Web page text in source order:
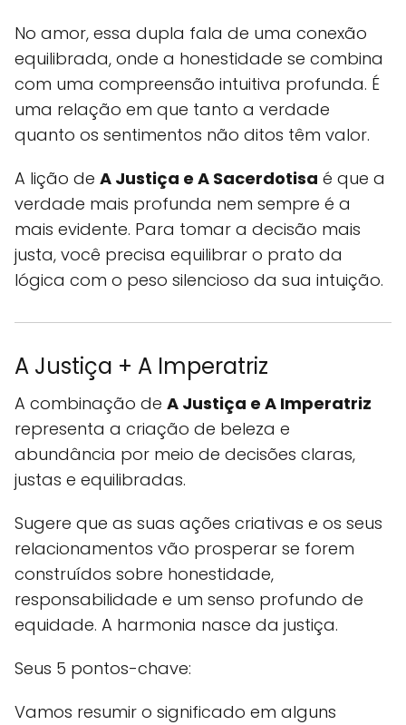
No amor, essa dupla fala de uma conexão
equilibrada, onde a honestidade se combina
com uma compreensão intuitiva profunda. É
uma relação em que tanto a verdade
quanto os sentimentos não ditos têm valor.
A lição de A Justiça e A Sacerdotisa é que a
verdade mais profunda nem sempre é a
mais evidente. Para tomar a decisão mais
justa, você precisa equilibrar o prato da
lógica com o peso silencioso da sua intuição.
A Justiça + A Imperatriz
A combinação de A Justiça e A Imperatriz
representa a criação de beleza e
abundância por meio de decisões claras,
justas e equilibradas.
Sugere que as suas ações criativas e os seus
relacionamentos vão prosperar se forem
construídos sobre honestidade,
responsabilidade e um senso profundo de
equidade. A harmonia nasce da justiça.
Seus 5 pontos-chave:
Vamos resumir o significado em alguns